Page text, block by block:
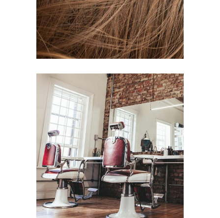
BOB
HAIR PRODUCTS